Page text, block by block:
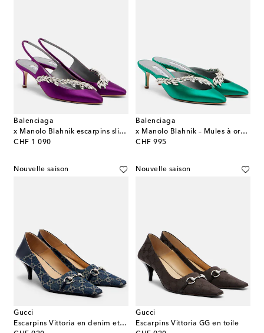
Balenciaga
x Manolo Blahnik escarpins slingback en satin
CHF 1 090
original price
Balenciaga
x Manolo Blahnik – Mules à ornements
CHF 995
original price
Nouvelle saison
Gucci
Escarpins Vittoria en denim et cuir
Nouvelle saison
Gucci
Escarpins Vittoria GG en toile